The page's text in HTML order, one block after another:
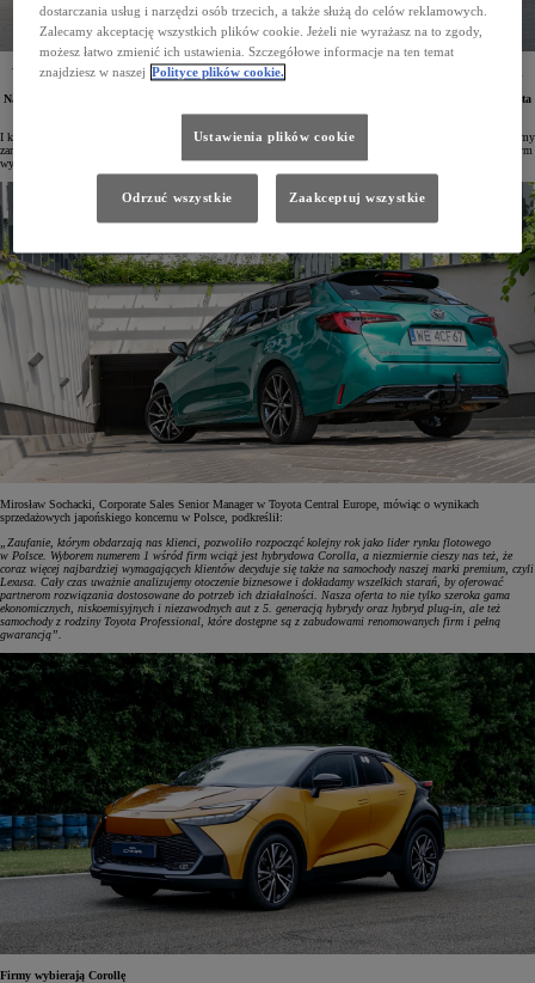
W I kwartale 2025 roku polskie firmy zarejestrowały 18 070 samochodów osobowych i dostawczych
Toyoty. Aż 3 modele marki znalazło się w Top10 najpopularniejszych samochodów firmowych.
Najchętniej wybieranym pojazdem flotowym była Corolla. Aygo X, Yaris, Yaris Cross, Corolla i Toyota
C-HR były liderami w swoich segmentach.
I kwartał 2025 roku Toyota zakończyła jako zdecydowany lider polskiego rynku flotowego. W tym czasie firmy
zarejestrowały łącznie 18 070 samochodów osobowych i dostawczych marki. Udział Toyoty w rynku flotowym
wyniósł 16,9% –niemal tyle samo, ile dwóch kolejnych konkurentów razem wziętych.
Mirosław Sochacki, Corporate Sales Senior Manager w Toyota Central Europe, mówiąc o wynikach
sprzedażowych japońskiego koncernu w Polsce, podkreślił:
„Zaufanie, którym obdarzają nas klienci, pozwoliło rozpocząć kolejny rok jako lider rynku flotowego
w Polsce. Wyborem numerem 1 wśród firm wciąż jest hybrydowa Corolla, a niezmiernie cieszy nas też, że
coraz więcej najbardziej wymagających klientów decyduje się także na samochody naszej marki premium, czyli
Lexusa. Cały czas uważnie analizujemy otoczenie biznesowe i dokładamy wszelkich starań, by oferować
partnerom rozwiązania dostosowane do potrzeb ich działalności. Nasza oferta to nie tylko szeroka gama
ekonomicznych, niskoemisyjnych i niezawodnych aut z 5. generacją hybrydy oraz hybryd plug-in, ale też
samochody z rodziny Toyota Professional, które dostępne są z zabudowami renomowanych firm i pełną
gwarancją”.
Firmy wybierają Corollę
dostarczania usług i narzędzi osób trzecich, a także służą do celów reklamowych.
Zalecamy akceptację wszystkich plików cookie. Jeżeli nie wyrażasz na to zgody,
możesz łatwo zmienić ich ustawienia. Szczegółowe informacje na ten temat
znajdziesz w naszej Polityce plików cookie.
Ustawienia plików cookie
Odrzuć wszystkie Zaakceptuj wszystkie